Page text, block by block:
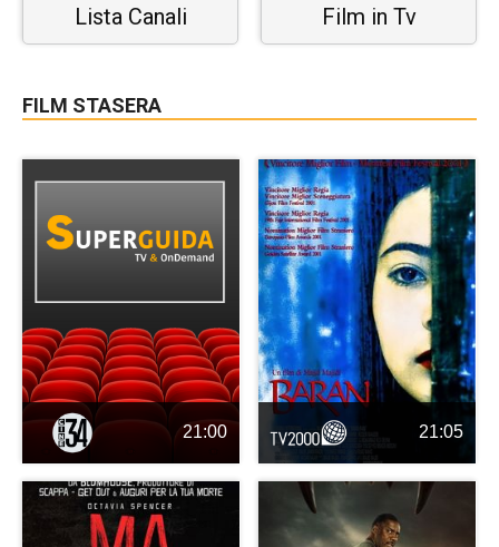
Lista Canali Film in Tv
FILM STASERA
21:00 21:05